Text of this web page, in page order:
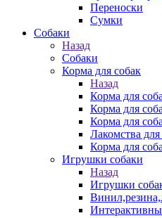
Переноски
Сумки
Собаки
Назад
Собаки
Корма для собак
Назад
Корма для
Корма для
Корма для
Лакомства для
Корма для
Игрушки собаки
Назад
Игрушки